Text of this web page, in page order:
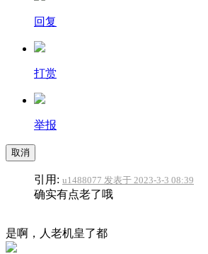
回复
打赏
举报
取消
引用: u1488077 发表于 2023-3-3 08:39
确实有点老了哦
是啊，人老机皇了都